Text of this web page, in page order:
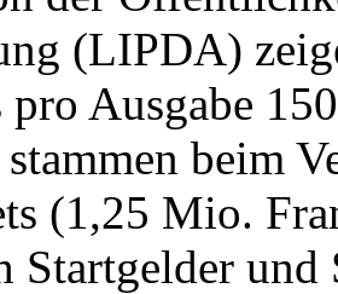
(LIPDA)
pro Ausgabe
stammen beim
(1,25 Mio.
Startgelder und